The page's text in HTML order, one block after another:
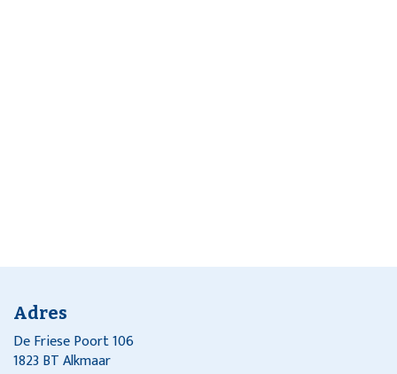
Adres
De Friese Poort 106
1823 BT Alkmaar